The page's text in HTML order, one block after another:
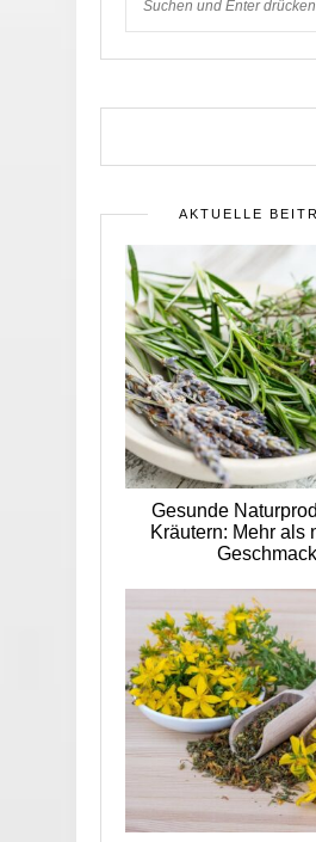
AKTUELLE
Gesunde
Kräutern: Mehr als
Geschmack